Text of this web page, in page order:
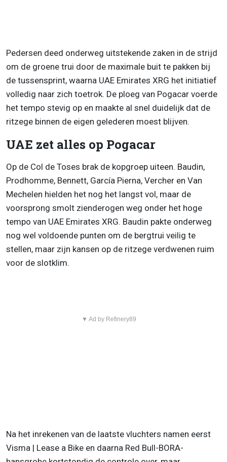
Pedersen deed onderweg uitstekende zaken in de strijd
om de groene trui door de maximale buit te pakken bij
de tussensprint, waarna UAE Emirates XRG het initiatief
volledig naar zich toetrok. De ploeg van Pogacar voerde
het tempo stevig op en maakte al snel duidelijk dat de
ritzege binnen de eigen gelederen moest blijven.
UAE zet alles op Pogacar
Op de Col de Toses brak de kopgroep uiteen. Baudin,
Prodhomme, Bennett, García Pierna, Vercher en Van
Mechelen hielden het nog het langst vol, maar de
voorsprong smolt zienderogen weg onder het hoge
tempo van UAE Emirates XRG. Baudin pakte onderweg
nog wel voldoende punten om de bergtrui veilig te
stellen, maar zijn kansen op de ritzege verdwenen ruim
voor de slotklim.
▼ Ad by Refinery89
Na het inrekenen van de laatste vluchters namen eerst
Visma | Lease a Bike en daarna Red Bull-BORA-